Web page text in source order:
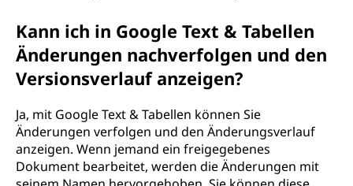
Kann ich in Google Text & Tabellen
Änderungen nachverfolgen und den
Versionsverlauf anzeigen?
Ja, mit Google Text & Tabellen können Sie
Änderungen verfolgen und den Änderungsverlauf
anzeigen. Wenn jemand ein freigegebenes
Dokument bearbeitet, werden die Änderungen mit